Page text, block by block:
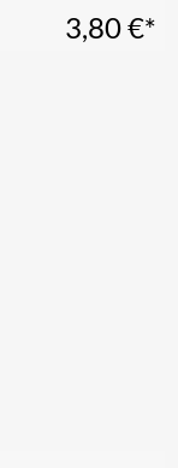
3,80€*